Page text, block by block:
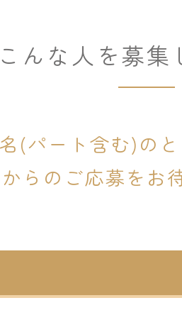
こんな人を募集
(パート含む)の
らのご応募を お